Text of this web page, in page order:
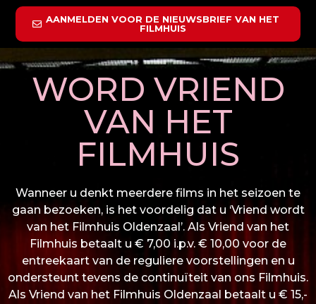
AANMELDEN VOOR DE NIEUWSBRIEF VAN HET
FILMHUIS
WORD VRIEND
VAN HET
FILMHUIS
Wanneer u denkt meerdere films in het seizoen te
gaan bezoeken, is het voordelig dat u ‘Vriend wordt
van het Filmhuis Oldenzaal’. Als Vriend van het
Filmhuis betaalt u € 7,00 i.p.v. € 10,00 voor de
entreekaart van de reguliere voorstellingen en u
ondersteunt tevens de continuïteit van ons Filmhuis.
Als Vriend van het Filmhuis Oldenzaal betaalt u € 15,-